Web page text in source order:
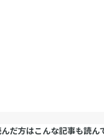
だ方はこんな記事も読ん